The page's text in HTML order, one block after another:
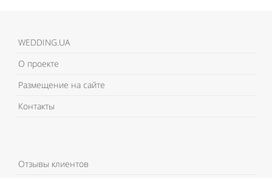
WEDDING.UA
О проекте
Размещение на сайте
Контакты
Отзывы клиентов